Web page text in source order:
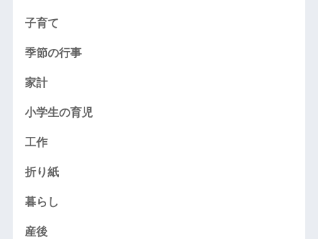
子育て
季節の行事
家計
小学生の育児
工作
折り紙
暮らし
産後